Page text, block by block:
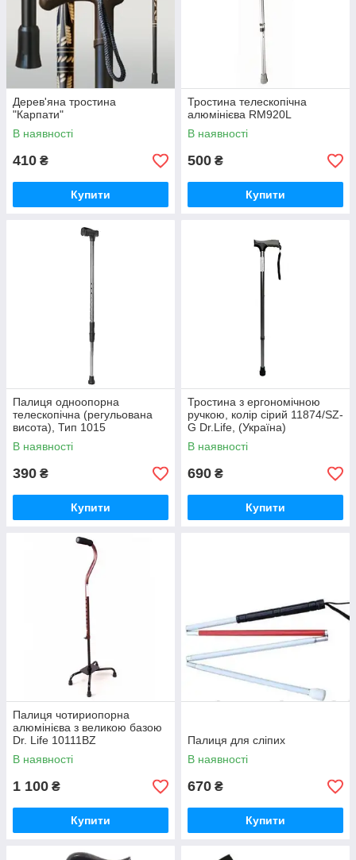
Дерев'яна тростина
"Карпати"
В наявності
410 ₴
Купити
Тростина телескопічна
алюмінієва RM920L
В наявності
500 ₴
Купити
Палиця одноопорна
телескопічна (регульована
висота), Тип 1015
В наявності
390 ₴
Купити
Тростина з ергономічною
ручкою, колір сірий 11874/SZ-
G Dr.Life, (Україна)
В наявності
690 ₴
Купити
Палиця чотириопорна
алюмінієва з великою базою
Dr. Life 10111BZ
В наявності
1 100 ₴
Купити
Палиця для сліпих
В наявності
670 ₴
Купити